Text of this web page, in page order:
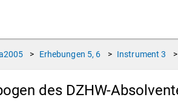
> Erhebungen 5, 6 > Instrument 3 >
des DZHW-